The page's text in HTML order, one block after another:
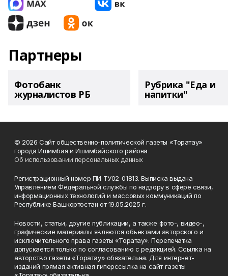
Партнеры
Фотобанк
журналистов РБ
Рубрика "Еда и
напитки"
© 2026 Сайт общественно-политической газеты «Торатау»
города Ишимбая и Ишимбайского района
Об использовании персональных данных
Регистрационный номер ПИ ТУ02-01813. Выписка выдана
Управлением Федеральной службы по надзору в сфере связи,
информационных технологий и массовых коммуникаций по
Республике Башкортостан от 19.05.2025 г.
Новости, статьи, другие публикации, а также фото-, видео-,
графические материалы являются объектами авторского и
исключительного права газеты «Торатау». Перепечатка
допускается только по согласованию с редакцией. Ссылка на
авторство газеты «Торатау» обязательна. Для интернет-
изданий прямая активная гиперссылка на сайт газеты